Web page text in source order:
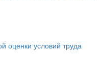
оценки условий труда